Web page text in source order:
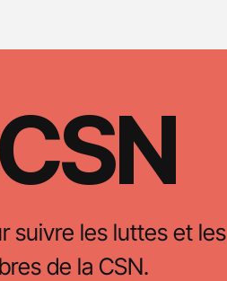
suivre les luttes et les
de la CSN.